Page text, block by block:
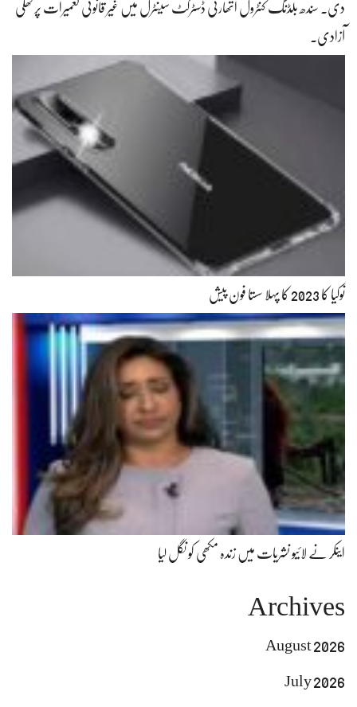
دی۔ سندھ بلڈنگ کنٹرول اتھارٹی ڈسٹرکٹ سینٹرل میں غیر قانونی تعمیرات پر کھلی
آزادی۔
نوکیا کا 2023 کا پہلا سستا فون پیش
اینکر نے لائیو نشریات میں زندہ مکھی کو نگل لیا
Archives
August 2026
July 2026